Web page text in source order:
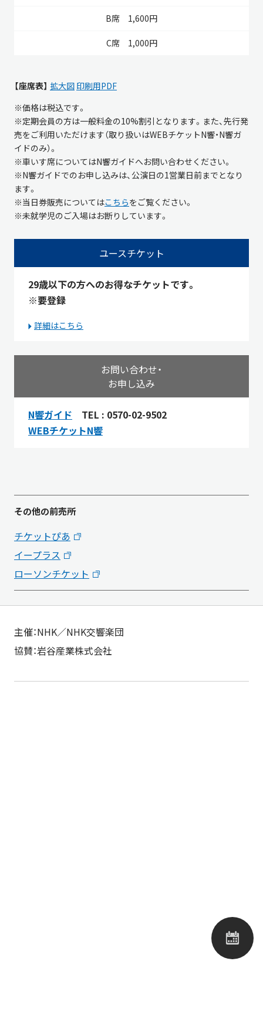
1,600円
1,000円
【座席表】 拡大図 印刷用PDF
※価格は税込です。
※定期会員の方は一般料金の10%割引となります。また、先行発
売をご利用いただけます（取り扱いはWEBチケットN響・N響ガ
イドのみ）。
※車いす席についてはN響ガイドへお問い合わせください。
※N響ガイドでのお申し込みは、公演日の1営業日前までとなり
ます。
※当日券販売についてはこちらをご覧ください。
※未就学児のご入場はお断りしています。
ユースチケット
29歳以下の方へのお得なチケットです。
※要登録
詳細はこちら
お問い合わせ・
お申し込み
N響ガイド TEL : 0570-02-9502
WEBチケットN響
その他の前売所
チケットぴあ
イープラス
ローソンチケット
主催：NHK／NHK交響楽団
協賛：岩谷産業株式会社